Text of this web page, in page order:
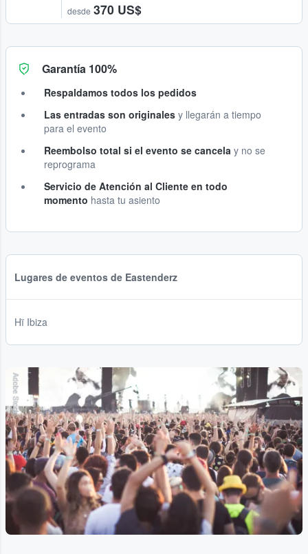
desde 370 US$
Garantía 100%
Respaldamos todos los pedidos
Las entradas son originales y llegarán a tiempo
para el evento
Reembolso total si el evento se cancela y no se
reprograma
Servicio de Atención al Cliente en todo
momento hasta tu asiento
Lugares de eventos de Eastenderz
Hï Ibiza
Adobe Stock